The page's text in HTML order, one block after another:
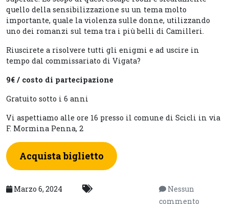
quello della sensibilizzazione su un tema molto
importante, quale la violenza sulle donne, utilizzando
uno dei romanzi sul tema tra i più belli di Camilleri.
Riuscirete a risolvere tutti gli enigmi e ad uscire in
tempo dal commissariato di Vigata?
9€ / costo di partecipazione
Gratuito sotto i 6 anni
Vi aspettiamo alle ore 16 presso il comune di Scicli in via
F. Mormina Penna, 2
Acquista biglietto
Marzo 6, 2024
Nessun
commento